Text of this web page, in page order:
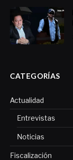
CATEGORÍAS
Actualidad
Entrevistas
Noticias
Fiscalización